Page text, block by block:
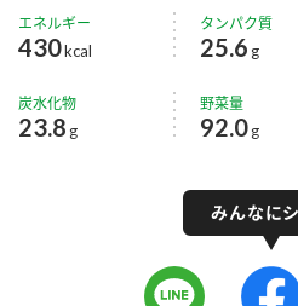
エネルギー
430kcal
タンパク質
25.6 g
炭水化物
23.8 g
野菜量
92.0g